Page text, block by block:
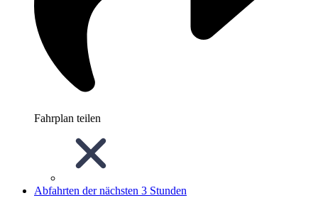
Fahrplan teilen
Abfahrten der nächsten 3 Stunden